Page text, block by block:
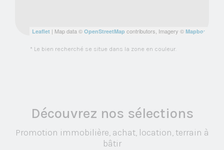
Leaflet | Map data © OpenStreetMap contributors, Imagery © Mapbox
* Le bien recherché se situe dans la zone en couleur.
Découvrez nos sélections
Promotion immobilière, achat, location, terrain à
bâtir